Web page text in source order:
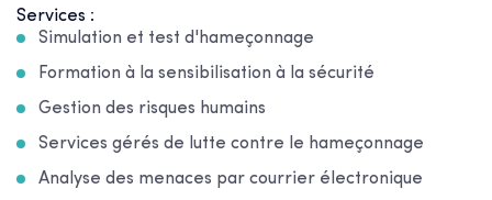
Services :
Simulation et test d'hameçonnage
Formation à la sensibilisation à la sécurité
Gestion des risques humains
Services gérés de lutte contre le hameçonnage
Analyse des menaces par courrier électronique